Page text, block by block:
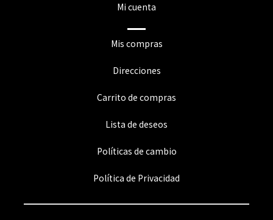
Mi cuenta
Mis compras
Direcciones
Carrito de compras
Lista de deseos
Políticas de cambio
Política de Privacidad